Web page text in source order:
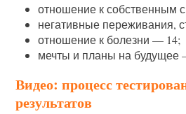
отношение к собственным
негативные переживания,
отношение к болезни — 14;
мечты и планы на будущее
Видео: процесс
результатов